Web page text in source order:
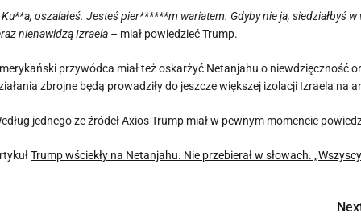
oszalałeś. Jesteś pier******m wariatem. Gdyby nie ja, siedziałbyś
nienawidzą Izraela – miał powiedzieć Trump.
przywódca miał też oskarżyć Netanjahu o niewdzięczność
zbrojne będą prowadziły do jeszcze większej izolacji Izraela na
jednego ze źródeł Axios Trump miał w pewnym momencie
Trump wściekły na Netanjahu. Nie przebierał w słowach.